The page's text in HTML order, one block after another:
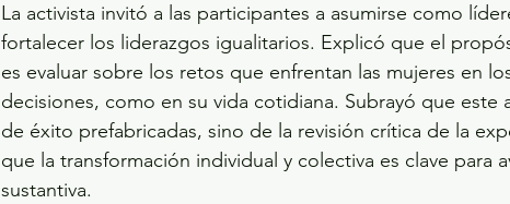
La activista invitó a las participantes a asumirse como
fortalecer los liderazgos igualitarios. Explicó que el
es evaluar sobre los retos que enfrentan las mujeres en
decisiones, como en su vida cotidiana. Subrayó que este
de éxito prefabricadas, sino de la revisión crítica de la
que la transformación individual y colectiva es clave para
sustantiva.